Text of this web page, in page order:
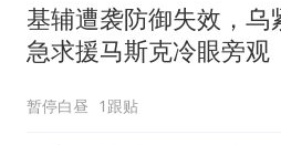
基辅遭袭防御失效，乌
急求援马斯克冷眼旁观
暂停白昼 1跟贴